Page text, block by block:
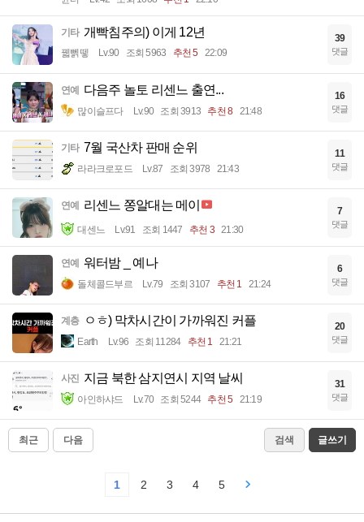
기타 개빡침주의) 이게 12년
꿻뻵뗗 Lv.90 조회 5963 추천 5 22:09
39
댓글
연예 다음주 놀토 리센느 출연...
많이슬프다 Lv.90 조회 3913 추천 8 21:48
16
댓글
기타 7월 국산차 판매 순위
라라크로포드 Lv.87 조회 3978 21:43
11
댓글
연예 리센느 쫑알대는 메이
대센느 Lv.91 조회 1447 추천 3 21:30
7
댓글
연예 워터밤 _ 예나
돌체콜드부르 Lv.79 조회 3107 추천 1 21:24
6
댓글
계층 ㅇㅎ) 막차시간이 가까워진 커플
Earth Lv.96 조회 11284 추천 1 21:21
20
댓글
사진 지금 북한 삼지연시 지역 날씨
아인하샤드 Lv.70 조회 5244 추천 5 21:19
31
댓글
최근 다음 검색 글쓰기
1 2 3 4 5